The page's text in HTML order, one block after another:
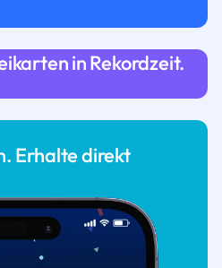
in Rekordzeit.
Erhalte direkt